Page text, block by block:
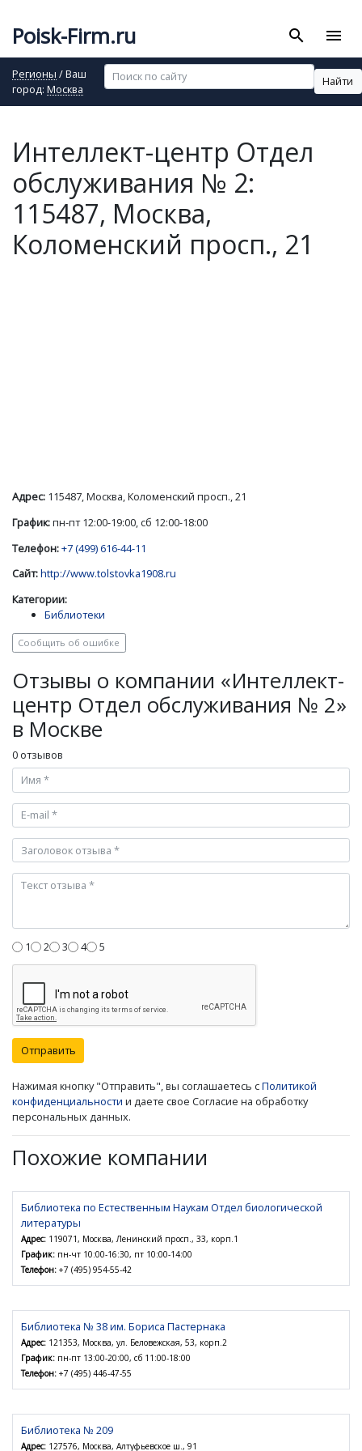
Poisk-Firm.ru search menu
Регионы / Ваш
город: Москва
Найти
Интеллект-центр Отдел
обслуживания № 2:
115487, Москва,
Коломенский просп., 21
Адрес: 115487, Москва, Коломенский просп., 21
График:пн-пт 12:00-19:00, сб 12:00-18:00
Телефон:+7 (499) 616-44-11
Сайт:http://www.tolstovka1908.ru
Категории:
Библиотеки
Сообщить об ошибке
Отзывы о компании «Интеллект-
центр Отдел обслуживания № 2»
в Москве
0 отзывов
1 2 3 4 5
Отправить
Нажимая кнопку "Отправить", вы соглашаетесь сПолитикой
конфиденциальности и даете свое Согласие на обработку
персональных данных.
Похожие компании
Библиотека по Естественным Наукам Отдел биологической
литературы
Адрес: 119071, Москва, Ленинский просп., 33, корп.1
График: пн-чт 10:00-16:30, пт 10:00-14:00
Телефон: +7 (495) 954-55-42
Библиотека № 38 им. Бориса Пастернака
Адрес: 121353, Москва, ул. Беловежская, 53, корп.2
График: пн-пт 13:00-20:00, сб 11:00-18:00
Телефон: +7 (495) 446-47-55
Библиотека № 209
Адрес: 127576, Москва, Алтуфьевское ш., 91